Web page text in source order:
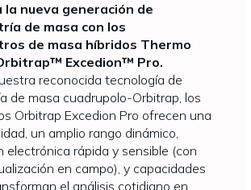
la nueva generación de
de masa con los
de masa híbridos Thermo
Excedion™ Pro.
reconocida tecnología de
de masa cuadrupolo-Orbitrap, los
Orbitrap Excedion Pro ofrecen una
un amplio rango dinámico,
electrónica rápida y sensible (con
en campo), y capacidades
el análisis cotidiano en